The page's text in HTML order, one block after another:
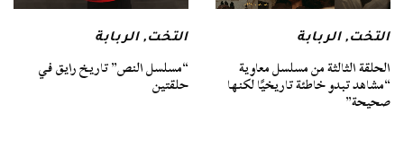
التخت,الربابة
الحلقة الثالثة من مسلسل معاوية
“مشاهد تبدو خاطئة تاريخيًا لكنها
صحيحة”
التخت,الربابة
“مسلسل النص” تاريخ رايق في
حلقتين